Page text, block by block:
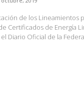
de los Lineamientos
Certificados de Energía
Diario Oficial de la